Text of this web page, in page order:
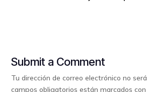
Submit a Comment
Tu dirección de correo electrónico no
campos obligatorios están marcados con